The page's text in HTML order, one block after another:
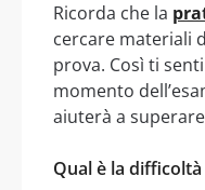
Ricorda che la
cercare materiali
prova. Così ti
momento
aiuterà a
Qual è la